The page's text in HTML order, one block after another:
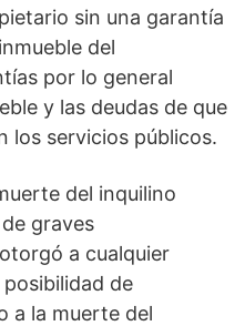
sin una garantía
del
por lo general
y las deudas de que
los servicios públicos.
del inquilino
graves
a cualquier
de
a la muerte del